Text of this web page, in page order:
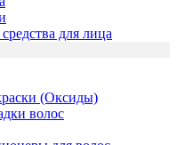
для лица
(Оксиды)
волос